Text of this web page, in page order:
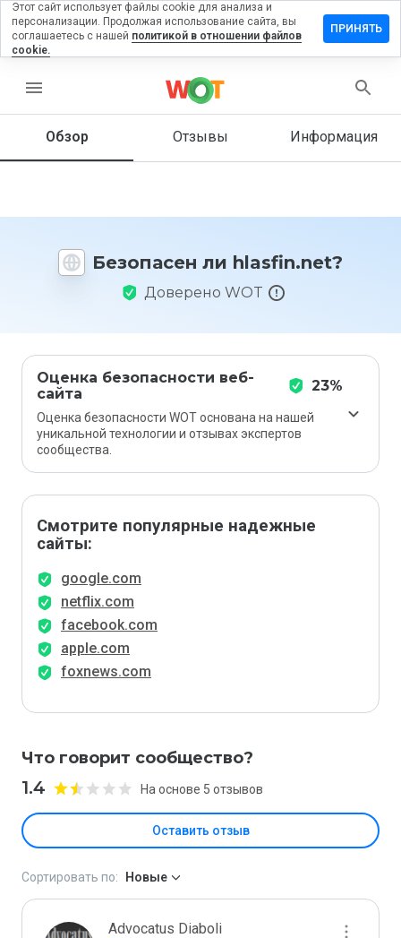
menu
Обзор Отзывы Информация
Безопасен ли hlasfin.net?
Доверено WOT
Оценка безопасности веб-
сайта
23%
Оценка безопасности WOT основана на нашей
уникальной технологии и отзывах экспертов
сообщества.
Смотрите популярные надежные
сайты:
google.com
netflix.com
facebook.com
apple.com
foxnews.com
Что говорит сообщество?
1.4 На основе 5 отзывов
Оставить отзыв
на
Как бы
этот
1 до 5?
Сортировать по: Новые
Advocatus Diaboli
Этот сайт использует файлы cookie для анализа и
персонализации. Продолжая использование сайта, вы
соглашаетесь с нашей политикой в отношении файлов
cookie.
ПРИНЯТЬ